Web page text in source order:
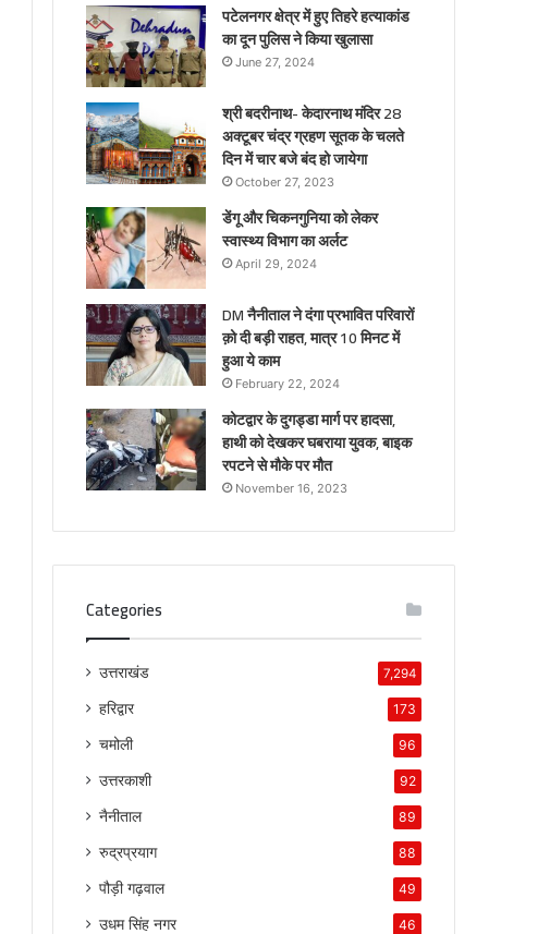
पटेलनगर क्षेत्र में हुए तिहरे हत्याकांड
का दून पुलिस ने किया खुलासा
June 27, 2024
श्री बदरीनाथ- केदारनाथ मंदिर 28
अक्टूबर चंद्र ग्रहण सूतक के चलते
दिन में चार बजे बंद हो जायेगा
October 27, 2023
डेंगू और चिकनगुनिया को लेकर
स्वास्थ्य विभाग का अर्लट
April 29, 2024
DM नैनीताल ने दंगा प्रभावित परिवारों
क़ो दी बड़ी राहत, मात्र 10 मिनट में
हुआ ये काम
February 22, 2024
कोटद्वार के दुगड्डा मार्ग पर हादसा,
हाथी को देखकर घबराया युवक, बाइक
रपटने से मौके पर मौत
November 16, 2023
Categories
उत्तराखंड 7,294
हरिद्वार 173
चमोली 96
उत्तरकाशी 92
नैनीताल 89
रुद्रप्रयाग 88
पौड़ी गढ़वाल 49
उधम सिंह नगर 46